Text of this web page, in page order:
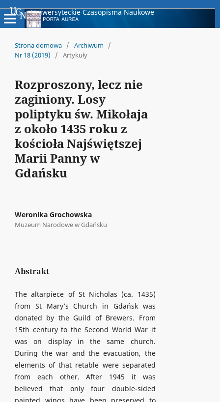
Uniwersyteckie Czasopisma Naukowe
Strona domowa / Archiwum /
Nr 18 (2019)
/ Artykuły
Rozproszony, lecz nie
zaginiony. Losy
poliptyku św. Mikołaja
z około 1435 roku z
kościoła Najświętszej
Marii Panny w
Gdańsku
Weronika Grochowska
Muzeum Narodowe w Gdańsku
Abstrakt
The altarpiece of St Nicholas (ca. 1435)
from St Mary’s Church in Gdańsk was
donated by the Guild of Brewers. From
15th century to the Second World War it
was on display in the same church.
During the war and the evacuation, the
elements of that retable were separated
from each other. After 1945 it was
believed that only four double-sided